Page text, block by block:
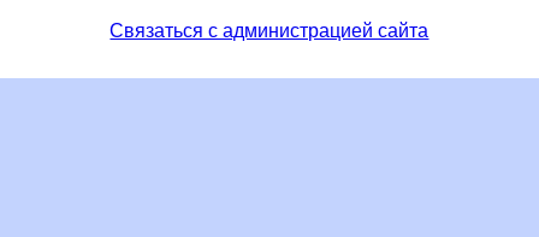
Связаться с администрацией сайта